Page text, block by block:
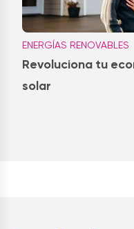
ENERGÍAS RENOVABLES
Revoluciona tu
solar